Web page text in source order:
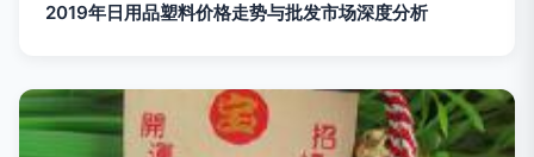
2019年日用品塑料价格走势与批发市场深度分析